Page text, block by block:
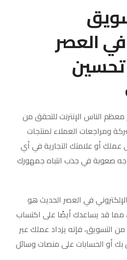
في العصر
الناس الإنترنت للتحقق من
ومراجعات العملاء لمنتجات
عملك أو علامتك التجارية في أي
صعوبة في جذب انتباه جمهورك
في العصر الحديث هو
مما قد يساعدك أيضًا على اكتساب
التسويق، فإنه يزداد عملك عبر
أو الحسابات على منصات وسائل